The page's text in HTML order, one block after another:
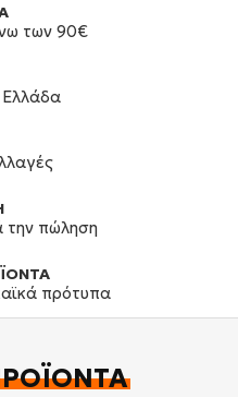
των 90€
Ελλάδα
την πώληση
πρότυπα